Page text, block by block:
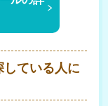
ている人に